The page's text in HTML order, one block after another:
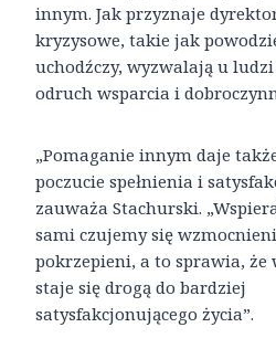
innym. Jak przyznaje
kryzysowe, takie jak
uchodźczy, wyzwalają u
odruch wsparcia i
„Pomaganie innym daje
poczucie spełnienia i
zauważa Stachurski.
sami czujemy się
pokrzepieni, a to sprawia,
staje się drogą do bardziej
satysfakcjonującego życia”.